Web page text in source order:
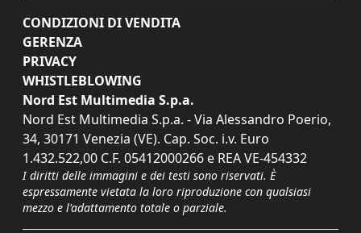
CONDIZIONI DI VENDITA
GERENZA
PRIVACY
WHISTLEBLOWING
Nord Est Multimedia S.p.a.
Nord Est Multimedia S.p.a. - Via Alessandro Poerio,
34, 30171 Venezia (VE). Cap. Soc. i.v. Euro
1.432.522,00 C.F. 05412000266 e REA VE-454332
I diritti delle immagini e dei testi sono riservati. È
espressamente vietata la loro riproduzione con qualsiasi
mezzo e l'adattamento totale o parziale.